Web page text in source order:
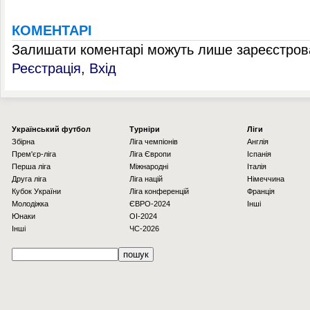
КОМЕНТАРІ
Залишати коментарі можуть лише
Реєстрація, Вхід
Українcький футбол
Збірна
Прем'єр-ліга
Перша ліга
Друга ліга
Кубок України
Молодіжка
Юнаки
Інші
Турніри
Ліга чемпіонів
Ліга Європи
Міжнародні
Ліга націй
Ліга конференцій
ЄВРО-2024
OI-2024
ЧС-2026
Ліги
Англія
Іспанія
Італія
Німеччина
Франція
Інші